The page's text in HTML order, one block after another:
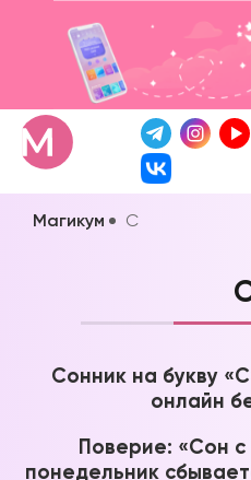
Магикум С
Сонник на букву
онлайн
Поверие: «Сон с
понедельник